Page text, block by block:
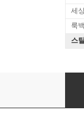
세
룩백
스
여